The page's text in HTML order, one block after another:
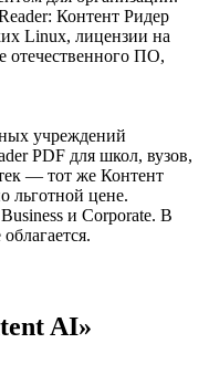
Контент Ридер
Linux, лицензии на
отечественного ПО,
учреждений
PDF для школ, вузов,
— тот же Контент
льготной цене.
и Corporate. В
AI»